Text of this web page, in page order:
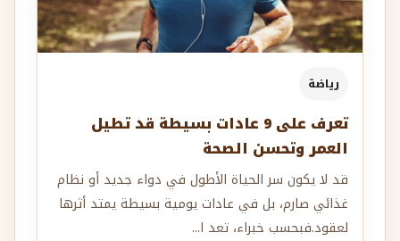
رياضة
تعرف على 9 عادات بسيطة قد تطيل
العمر وتحسن الصحة
قد لا يكون سر الحياة الأطول في دواء جديد أو نظام
غذائي صارم، بل في عادات يومية بسيطة يمتد أثرها
لعقود.فبحسب خبراء، تعد ا...